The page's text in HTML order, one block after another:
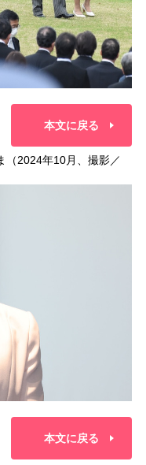
本文に戻る
（2024年10月、撮影／
本文に戻る